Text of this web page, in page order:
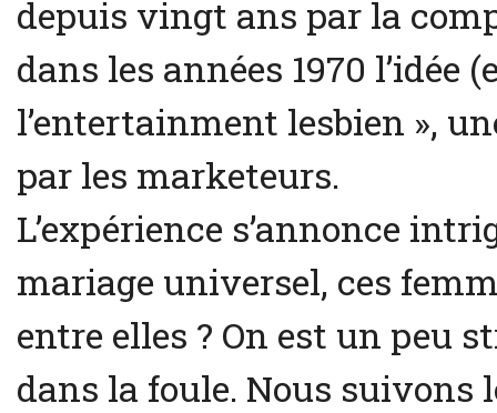
depuis vingt ans par la
dans les années 1970 l’idée
l’entertainment lesbien »,
par les marketeurs.
L’expérience s’annonce
mariage universel, ces
entre elles ? On est un peu
dans la foule. Nous suivons